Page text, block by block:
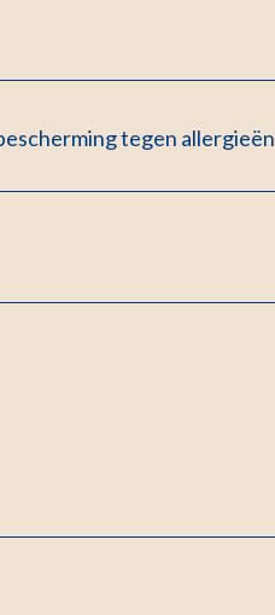
tegen allergieën